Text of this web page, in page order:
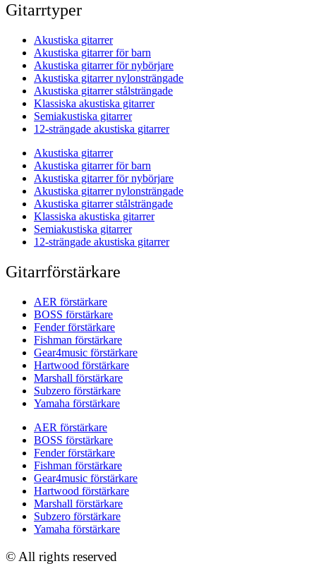
Gitarrtyper
Akustiska gitarrer
Akustiska gitarrer för barn
Akustiska gitarrer för nybörjare
Akustiska gitarrer nylonsträngade
Akustiska gitarrer stålsträngade
Klassiska akustiska gitarrer
Semiakustiska gitarrer
12-strängade akustiska gitarrer
Akustiska gitarrer
Akustiska gitarrer för barn
Akustiska gitarrer för nybörjare
Akustiska gitarrer nylonsträngade
Akustiska gitarrer stålsträngade
Klassiska akustiska gitarrer
Semiakustiska gitarrer
12-strängade akustiska gitarrer
Gitarrförstärkare
AER förstärkare
BOSS förstärkare
Fender förstärkare
Fishman förstärkare
Gear4music förstärkare
Hartwood förstärkare
Marshall förstärkare
Subzero förstärkare
Yamaha förstärkare
AER förstärkare
BOSS förstärkare
Fender förstärkare
Fishman förstärkare
Gear4music förstärkare
Hartwood förstärkare
Marshall förstärkare
Subzero förstärkare
Yamaha förstärkare
© All rights reserved